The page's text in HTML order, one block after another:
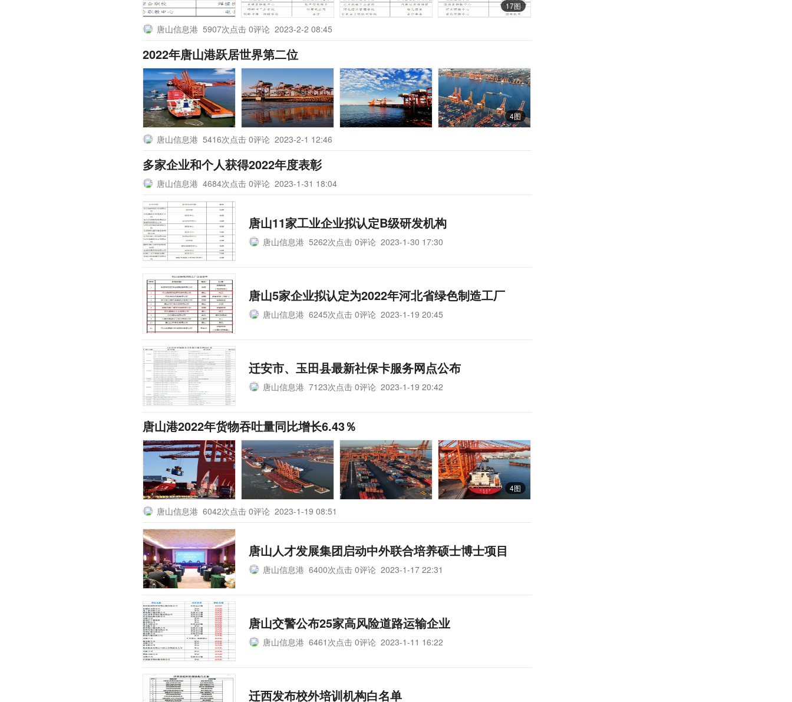
17图
唐山信息港 5907次点击 0评论 2023-2-2 08:45
2022年唐山港跃居世界第二位
4图
唐山信息港 5416次点击 0评论 2023-2-1 12:46
多家企业和个人获得2022年度表彰
唐山信息港 4684次点击 0评论 2023-1-31 18:04
唐山11家工业企业拟认定B级研发机构
唐山信息港 5262次点击 0评论 2023-1-30 17:30
唐山5家企业拟认定为2022年河北省绿色制造工厂
唐山信息港 6245次点击 0评论 2023-1-19 20:45
迁安市、玉田县最新社保卡服务网点公布
唐山信息港 7123次点击 0评论 2023-1-19 20:42
唐山港2022年货物吞吐量同比增长6.43％
4图
唐山信息港 6042次点击 0评论 2023-1-19 08:51
唐山人才发展集团启动中外联合培养硕士博士项目
唐山信息港 6400次点击 0评论 2023-1-17 22:31
唐山交警公布25家高风险道路运输企业
唐山信息港 6461次点击 0评论 2023-1-11 16:22
迁西发布校外培训机构白名单